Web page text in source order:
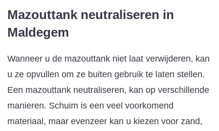
Mazouttank neutraliseren in
Maldegem
Wanneer u de mazouttank niet laat verwijderen, kan
u ze opvullen om ze buiten gebruik te laten stellen.
Een mazouttank neutraliseren, kan op verschillende
manieren. Schuim is een veel voorkomend
materiaal, maar evenzeer kan u kiezen voor zand,